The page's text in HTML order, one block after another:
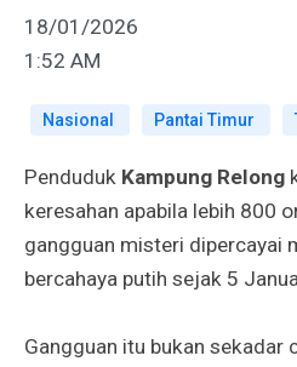
18/01/2026
1:52 AM
Nasional Pantai Timur
Penduduk Kampung Relong
keresahan apabila lebih 800
gangguan misteri dipercayai
bercahaya putih sejak 5
Gangguan itu bukan sekadar